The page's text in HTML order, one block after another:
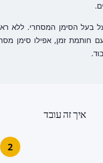
בעל הסימן המסחרי. ללא
חותמת זמן, אפילו סימן
איך זה עובד
2